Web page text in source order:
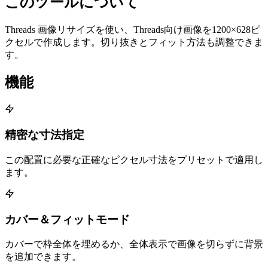
Threads 画像リサイズを使い、Threads向け画像を1200×628ピ
クセルで作成します。切り抜きとフィット方法も調整できま
す。
機能
精密な寸法指定
この配置に必要な正確なピクセル寸法をプリセットで適用し
ます。
カバー＆フィットモード
カバーで枠全体を埋めるか、全体表示で画像を切らずに背景
を追加できます。